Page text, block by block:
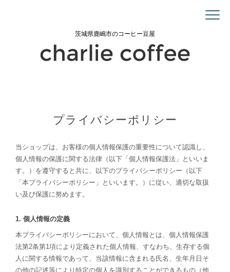
茨城県鹿嶋市のコーヒー豆屋
プライバシーポリシー
当ショップは、お客様の個人情報保護の重要性について認識し、
個人情報の保護に関する法律（以下「個人情報保護法」といいま
す。）を遵守すると共に、以下のプライバシーポリシー（以下
「本プライバシーポリシー」といいます。）に従い、適切な取扱
い及び保護に努めます。
1. 個人情報の定義
本プライバシーポリシーにおいて、個人情報とは、個人情報保護
法第2条第1項により定義された個人情報、すなわち、生存する個
人に関する情報であって、当該情報に含まれる氏名、生年月日そ
の他の記述等により特定の個人を識別することができるもの（他